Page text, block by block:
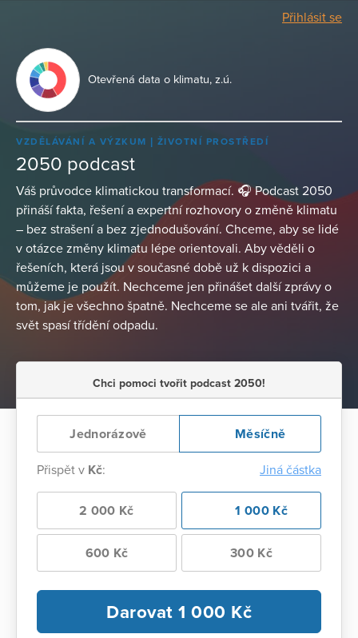
Přihlásit se
Otevřená data o klimatu, z.ú.
VZDĚLÁVÁNÍ A VÝZKUM ŽIVOTNÍ PROSTŘEDÍ
2050 podcast
Váš průvodce klimatickou transformací. 🎧 Podcast 2050
přináší fakta, řešení a expertní rozhovory o změně klimatu
– bez strašení a bez zjednodušování. Chceme, aby se lidé
v otázce změny klimatu lépe orientovali. Aby věděli o
řešeních, která jsou v současné době už k dispozici a
můžeme je použít. Nechceme jen přinášet další zprávy o
tom, jak je všechno špatně. Nechceme se ale ani tvářit, že
svět spasí třídění odpadu.
Chci pomoci tvořit podcast 2050!
Jednorázově Měsíčně
Přispět v Kč: Jiná částka
2 000 Kč 1 000 Kč
600 Kč 300 Kč
Darovat 1 000 Kč